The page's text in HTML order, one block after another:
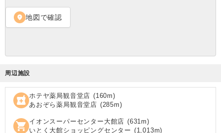
location_on 地図で確認
周辺施設
local_pharmacy ホテヤ薬局観音堂店 (160m)
あおぞら薬局観音堂店 (285m)
shopping_cart イオンスーパーセンター大館店 (631m)
いとく大館ショッピングセンター (1,013m)